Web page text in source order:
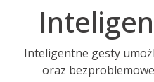
Inteligentne gesty
oraz